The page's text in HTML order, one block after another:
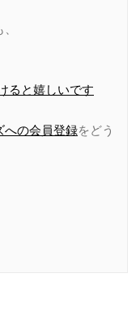
ると嬉しいです
への会員登録をどう